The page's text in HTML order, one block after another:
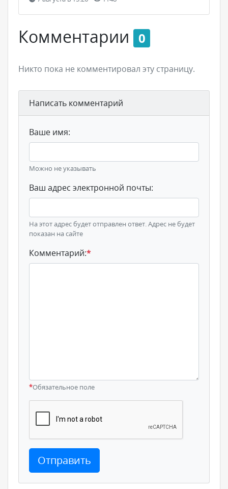
Комментарии 0
Никто пока не комментировал эту страницу.
Написать комментарий
Ваше имя:
Можно не указывать
Ваш адрес электронной почты:
На этот адрес будет отправлен ответ. Адрес не будет
показан на сайте
Комментарий:*
*Обязательное поле
Отправить